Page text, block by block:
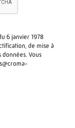
6 janvier 1978
de mise à
données. Vous